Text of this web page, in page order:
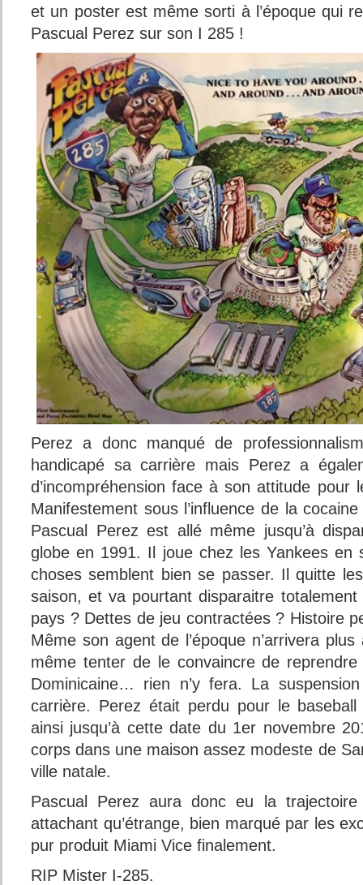
et un poster est même sorti à l’époque qui
Pascual Perez sur son I 285 !
Perez a donc manqué de
handicapé sa carrière mais Perez a
d’incompréhension face à son attitude pour
Manifestement sous l’influence de la
Pascual Perez est allé même jusqu’à
globe en 1991. Il joue chez les Yankees
choses semblent bien se passer. Il quitte
saison, et va pourtant disparaitre
pays ? Dettes de jeu contractées ? Histoire
Même son agent de l’époque n’arrivera
même tenter de le convaincre de
Dominicaine… rien n’y fera. La
carrière. Perez était perdu pour le
ainsi jusqu’à cette date du 1er novembre
corps dans une maison assez modeste de
ville natale.
Pascual Perez aura donc eu la trajectoire
attachant qu’étrange, bien marqué par les
pur produit Miami Vice finalement.
RIP Mister I-285.